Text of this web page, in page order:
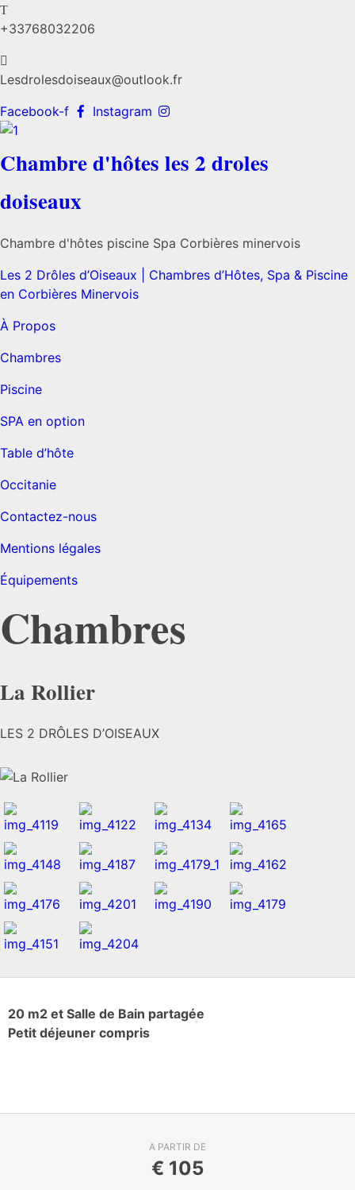
+33768032206
Lesdrolesdoiseaux@outlook.fr
Facebook-f
Instagram
Chambre d'hôtes les 2 droles
doiseaux
Chambre d'hôtes piscine Spa Corbières minervois
Les 2 Drôles d’Oiseaux | Chambres d’Hôtes, Spa & Piscine
en Corbières Minervois
À Propos
Chambres
Piscine
SPA en option
Table d’hôte
Occitanie
Contactez-nous
Mentions légales
Équipements
Chambres
La Rollier
LES 2 DRÔLES D’OISEAUX
20 m2 et Salle de Bain partagée
Petit déjeuner compris
A PARTIR DE
€ 105